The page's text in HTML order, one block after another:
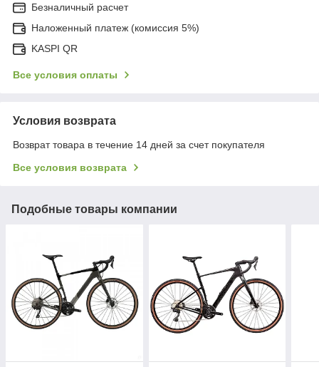
Безналичный расчет
Наложенный платеж (комиссия 5%)
KASPI QR
Все условия оплаты
Условия возврата
Возврат товара в течение 14 дней за счет покупателя
Все условия возврата
Подобные товары компании